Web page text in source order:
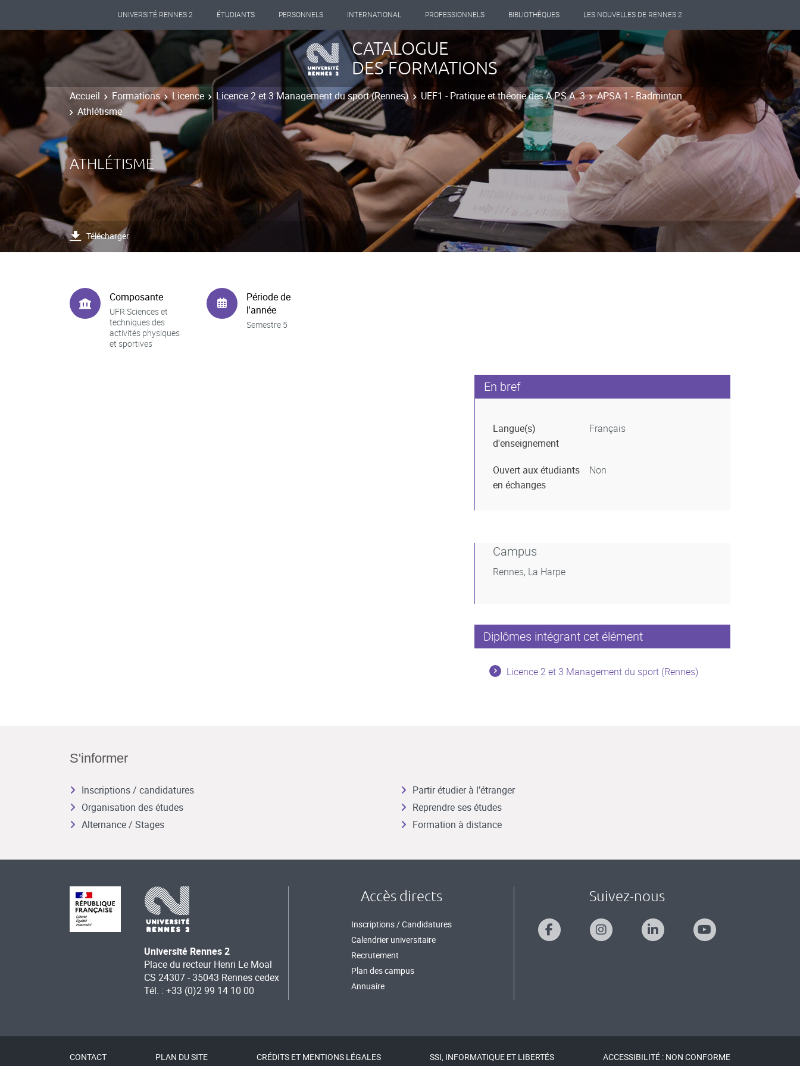
UNIVERSITÉ RENNES 2 ÉTUDIANTS PERSONNELS INTERNATIONAL PROFESSIONNELS BIBLIOTHÈQUES LES NOUVELLES DE RENNES 2
CATALOGUE
DES FORMATIONS
Accueil Formations Licence Licence 2 et 3 Management du sport (Rennes) UEF1 - Pratique et théorie des A.P.S.A. 3
APSA 1 - Badminton
Athlétisme
ATHLÉTISME
Télécharger
Composante
UFR Sciences et
techniques des
activités physiques
et sportives
Période de
l'année
Semestre 5
En bref
Langue(s)
d'enseignement
Français
Ouvert aux étudiants
en échanges
Non
Campus
Rennes, La Harpe
Diplômes intégrant cet élément
Licence 2 et 3 Management du sport (Rennes)
S'informer
Inscriptions / candidatures
Organisation des études
Alternance / Stages
Partir étudier à l’étranger
Reprendre ses études
Formation à distance
Université Rennes 2
Place du recteur Henri Le Moal
CS 24307 - 35043 Rennes cedex
Tél. : +33 (0)2 99 14 10 00
Accès directs
Inscriptions / Candidatures
Calendrier universitaire
Recrutement
Plan des campus
Annuaire
Suivez-nous
CONTACT PLAN DU SITE CRÉDITS ET MENTIONS LÉGALES SSI, INFORMATIQUE ET LIBERTÉS ACCESSIBILITÉ : NON CONFORME